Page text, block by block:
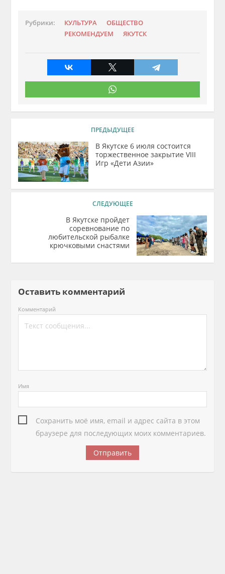
Рубрики: КУЛЬТУРА
ОБЩЕСТВО
РЕКОМЕНДУЕМ
ЯКУТСК
ПРЕДЫДУЩЕЕ
В Якутске 6 июля состоится
торжественное закрытие VIII
Игр «Дети Азии»
СЛЕДУЮЩЕЕ
В Якутске пройдет
соревнование по
любительской рыбалке
крючковыми снастями
Оставить комментарий
Комментарий
Имя
Сохранить моё имя, email и адрес сайта в этом
браузере для последующих моих комментариев.